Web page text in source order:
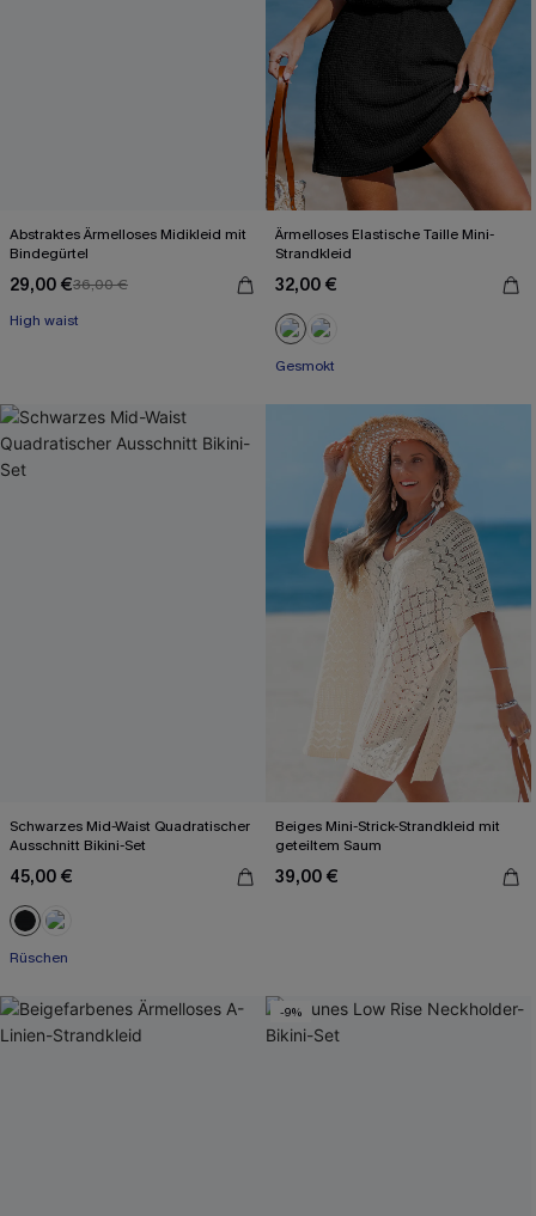
Abstraktes Ärmelloses Midikleid mit
Bindegürtel
29,00 €36,00 €
High waist
Ärmelloses Elastische Taille Mini-
Strandkleid
32,00 €
Gesmokt
Schwarzes Mid-Waist Quadratischer
Ausschnitt Bikini-Set
45,00 €
Rüschen
Beiges Mini-Strick-Strandkleid mit
geteiltem Saum
39,00 €
-9%